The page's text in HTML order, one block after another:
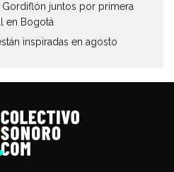
juntos por primera
en Bogotá
inspiradas en agosto